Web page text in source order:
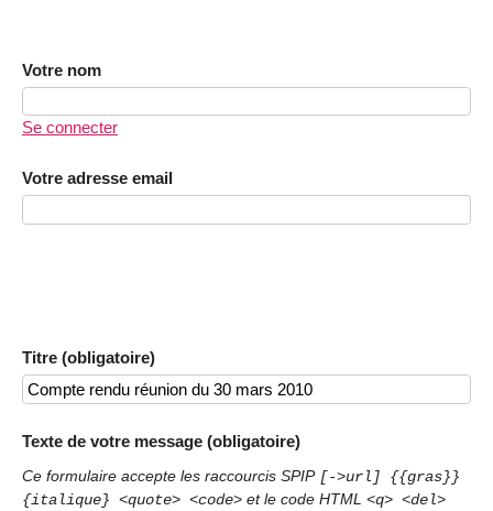
Votre nom
Se connecter
Votre adresse email
Titre (obligatoire)
Texte de votre message (obligatoire)
Ce formulaire accepte les raccourcis SPIP [->url] {{gras}}
{italique} <quote> <code> et le code HTML <q> <del>